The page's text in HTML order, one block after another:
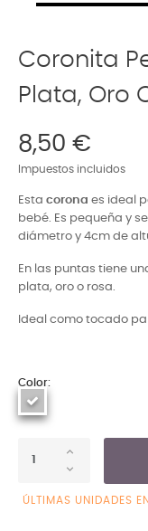
Coronita
Plata, Oro
8,50 €
Impuestos incluidos
Esta corona es ideal
bebé. Es pequeña y
diámetro y 4cm de
En las puntas tiene
plata, oro o rosa.
Ideal como tocado
Color:
ÚLTIMAS UNIDADES